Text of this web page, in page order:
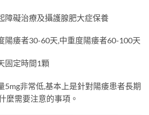
障礙治療及攝護腺肥大症保養
陽痿者30-60天,中重度陽痿者60-100天
固定時間1顆
5mg非常低,基本上是針對陽痿患者長期
麼需要注意的事項。